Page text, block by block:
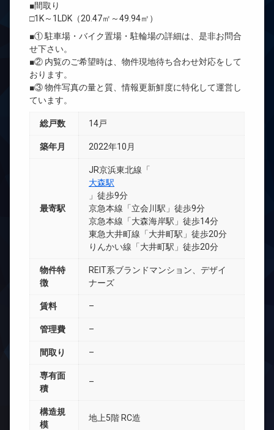
■間取り
□1K～1LDK（20.47㎡～49.94㎡）
■① 駐車場・バイク置場・駐輪場の詳細は、是非お問合
せ下さい。
■② 内覧のご希望時は、物件現地待ち合わせ対応をして
おります。
■③ 物件写真の量と質、情報更新鮮度に特化して運営し
ています。
総戸数 14戸
築年月 2022年10月
最寄駅
JR京浜東北線「
大森駅
」徒歩9分
京急本線「立会川駅」徒歩9分
京急本線「大森海岸駅」徒歩14分
東急大井町線「大井町駅」徒歩20分
りんかい線「大井町駅」徒歩20分
物件特
徴
REIT系ブランドマンション、デザイ
ナーズ
賃料 –
管理費 –
間取り –
専有面
積
–
構造規
模
地上5階 RC造